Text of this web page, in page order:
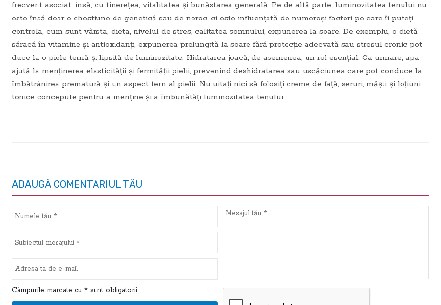
frecvent asociat, însă, cu tinerețea, vitalitatea și bunăstarea generală. Pe de altă parte, luminozitatea tenului nu
este însă doar o chestiune de genetică sau de noroc, ci este influențată de numeroși factori pe care îi puteţi
controla, cum sunt vârsta, dieta, nivelul de stres, calitatea somnului, expunerea la soare. De exemplu, o dietă
săracă în vitamine și antioxidanți, expunerea prelungită la soare fără protecție adecvată sau stresul cronic pot
duce la o piele ternă și lipsită de luminozitate. Hidratarea joacă, de asemenea, un rol esențial. Ca urmare, apa
ajută la menținerea elasticității și fermității pielii, prevenind deshidratarea sau uscăciunea care pot conduce la
îmbătrânirea prematură și un aspect tern al pielii. Nu uitaţi nici să folosiţi creme de față, seruri, măști și loțiuni
tonice concepute pentru a menține și a îmbunătăți luminozitatea tenului.
ADAUGĂ COMENTARIUL TĂU
Câmpurile marcate cu * sunt obligatorii